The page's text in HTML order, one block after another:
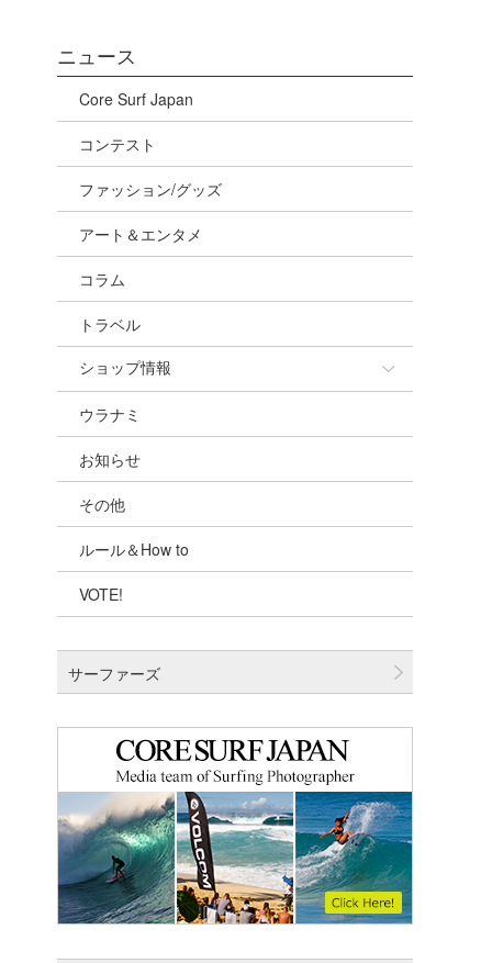
ニュース
Core Surf Japan
コンテスト
ファッション/グッズ
アート＆エンタメ
コラム
トラベル
ショップ情報
ショップ情報
湘南
千葉北
伊豆
千葉南
四国
沖縄
ウラナミ
お知らせ
その他
ルール＆How to
VOTE!
サーファーズ